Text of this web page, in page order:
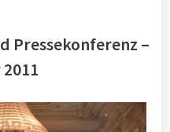
Pressekonferenz –